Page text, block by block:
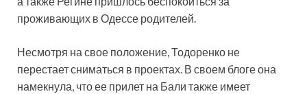
проживающих в Одессе родителей.
Несмотря на свое положение, Тодоренко не
перестает сниматься в проектах. В своем блоге она
намекнула, что ее прилет на Бали также имеет